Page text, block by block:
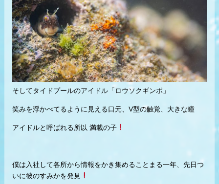
そしてタイドプールのアイドル「ロウソクギンポ」
笑みを浮かべてるように見える口元、V型の触覚、大きな瞳
アイドルと呼ばれる所以 満載の子
僕は入社して各所から情報をかき集めることまる一年、先日つ
いに彼のすみかを発見